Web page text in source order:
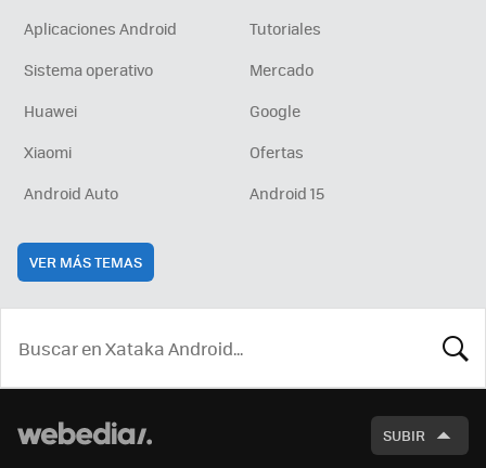
Aplicaciones Android
Tutoriales
Sistema operativo
Mercado
Huawei
Google
Xiaomi
Ofertas
Android Auto
Android 15
VER MÁS TEMAS
SUBIR